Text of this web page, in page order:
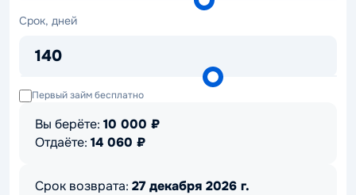
Срок, дней
140
Срок,
Первый займ бесплатно
Вы берёте: 10 000 ₽
Отдаёте: 14 060 ₽
Срок возврата: 27 декабря 2026 г.